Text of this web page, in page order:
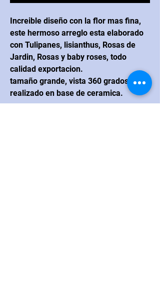
Increible diseño con la flor mas fina,
este hermoso arreglo esta elaborado
con Tulipanes, lisianthus, Rosas de
Jardin, Rosas y baby roses, todo
calidad exportacion.
tamaño grande, vista 360 grados , y
realizado en base de ceramica.